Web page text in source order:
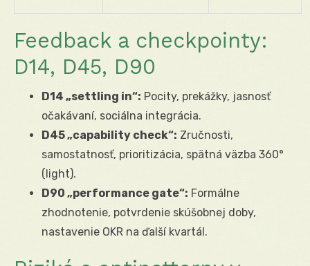
Feedback a checkpointy:
D14, D45, D90
D14 „settling in“: Pocity, prekážky, jasnosť
očakávaní, sociálna integrácia.
D45 „capability check“: Zručnosti,
samostatnosť, prioritizácia, spätná väzba 360°
(light).
D90 „performance gate“: Formálne
zhodnotenie, potvrdenie skúšobnej doby,
nastavenie OKR na ďalší kvartál.